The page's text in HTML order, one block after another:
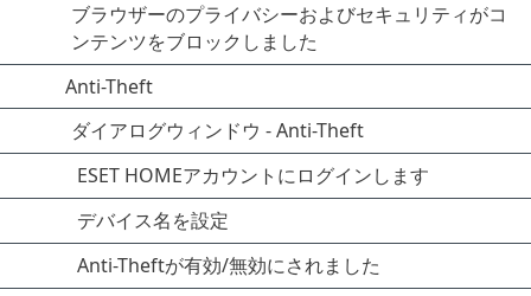
ブラウザーのプライバシーおよびセキュリティがコ
ンテンツをブロックしました
Anti-Theft
ダイアログウィンドウ - Anti-Theft
ESET HOMEアカウントにログインします
デバイス名を設定
Anti-Theftが有効/無効にされました